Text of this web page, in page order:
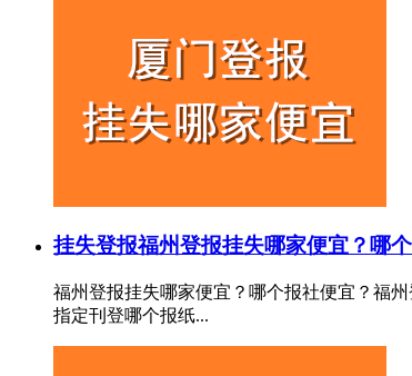
挂失登报福州登报挂失哪家便宜？哪
福州登报挂失哪家便宜？哪个报社便宜？福
指定刊登哪个报纸...